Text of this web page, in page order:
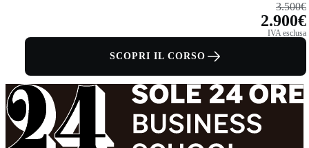
3.500€
2.900€
IVA esclusa
SCOPRI IL CORSO